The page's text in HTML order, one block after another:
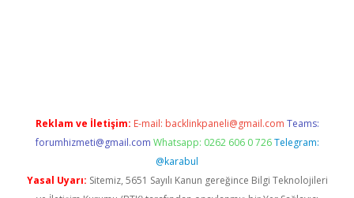
Reklam ve İletişim: E-mail: backlinkpaneli@gmail.com Teams:
forumhizmeti@gmail.com Whatsapp: 0262 606 0 726 Telegram:
@karabul
Yasal Uyarı: Sitemiz, 5651 Sayılı Kanun gereğince Bilgi Teknolojileri